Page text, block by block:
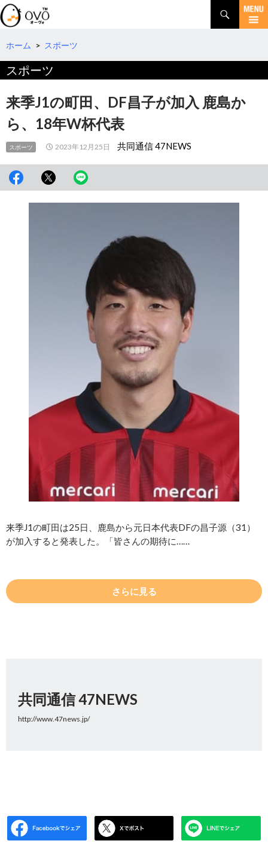
検
索
コ
テ
へ
移
動
ホーム > スポーツ
スポーツ
来季J1の町田、DF昌子が加入 鹿島か
ら、18年W杯代表
スポーツ 2023年12月25日 共同通信 47NEWS
来季J1の町田は25日、鹿島から元日本代表DFの昌子源（31）
が加入すると発表した。「皆さんの期待に……
さらに見る
共同通信 47NEWS
http://www.47news.jp/